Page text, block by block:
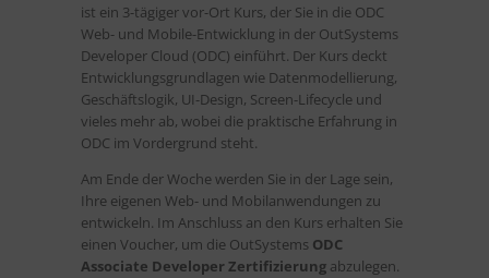
ist ein 3-tägiger vor-Ort Kurs, der Sie in die ODC
Web- und Mobile-Entwicklung in der OutSystems
Developer Cloud (ODC) einführt. Der Kurs deckt
Entwicklungsgrundlagen wie Datenmodellierung,
Geschäftslogik, UI-Design, Screen-Lifecycle und
vieles mehr ab, wobei die praktische Erfahrung in
ODC im Vordergrund steht.
Am Ende der Woche werden Sie in der Lage sein,
Ihre eigenen Web- und Mobilanwendungen zu
entwickeln. Im Anschluss an den Kurs erhalten Sie
einen Voucher, um die OutSystems ODC
Associate Developer Zertifizierung abzulegen.